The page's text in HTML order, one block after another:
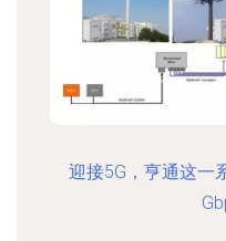
迎接5G，亨通这一